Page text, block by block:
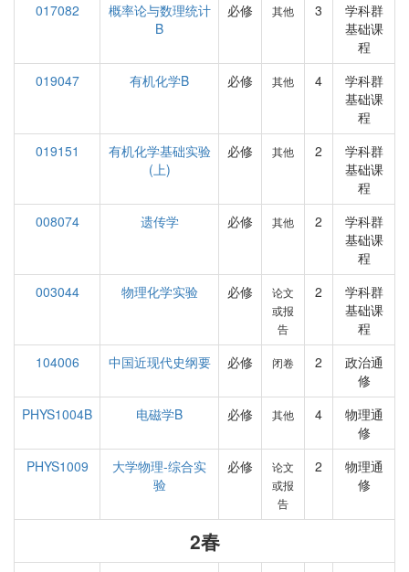
017082
概率论与数理统计
B
必修 其他 3
学科群
基础课
程
019047
有机化学B 必修 其他 4
学科群
基础课
程
019151
有机化学基础实验
(上)
必修 其他 2
学科群
基础课
程
008074
遗传学 必修 其他 2
学科群
基础课
程
003044
物理化学实验 必修
论文
或报
告
2
学科群
基础课
程
104006
中国近现代史纲要 必修 闭卷 2
政治通
修
PHYS1004B
电磁学B 必修 其他 4
物理通
修
PHYS1009
大学物理-综合实
验
必修
论文
或报
告
2
物理通
修
2春